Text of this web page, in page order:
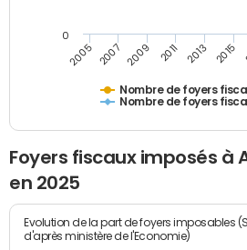
Nombre de foyers
Nombre de foyers
2005 2007 2009 2011 2013 2015
0
Foyers fiscaux imposés à
en 2025
Evolution de la part de foyers imposables
d'après ministère de l'Economie)